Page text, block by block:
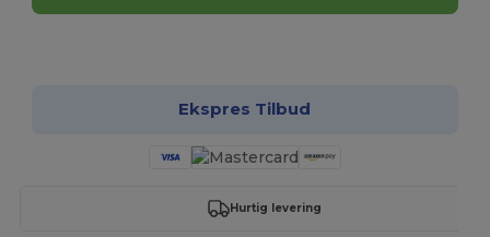
Ekspres Tilbud
Hurtig levering